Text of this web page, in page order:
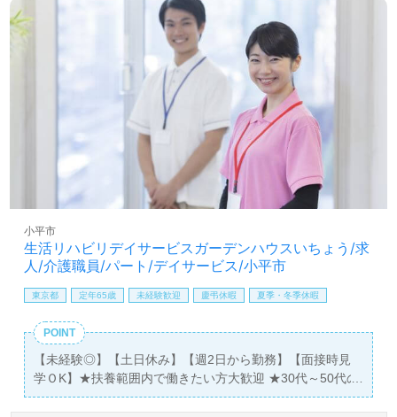
生活リハビリデイサービスガーデンハウスいちょう/求
人/介護職員/パート/デイサービス/小平市
小平市
東京都 定年65歳 未経験歓迎 慶弔休暇 夏季・冬季休暇
POINT
【未経験◎】【土日休み】【週2日から勤務】【面接時見
学ＯK】★扶養範囲内で働きたい方大歓迎 ★30代～50代の
スタッフが活躍中♪